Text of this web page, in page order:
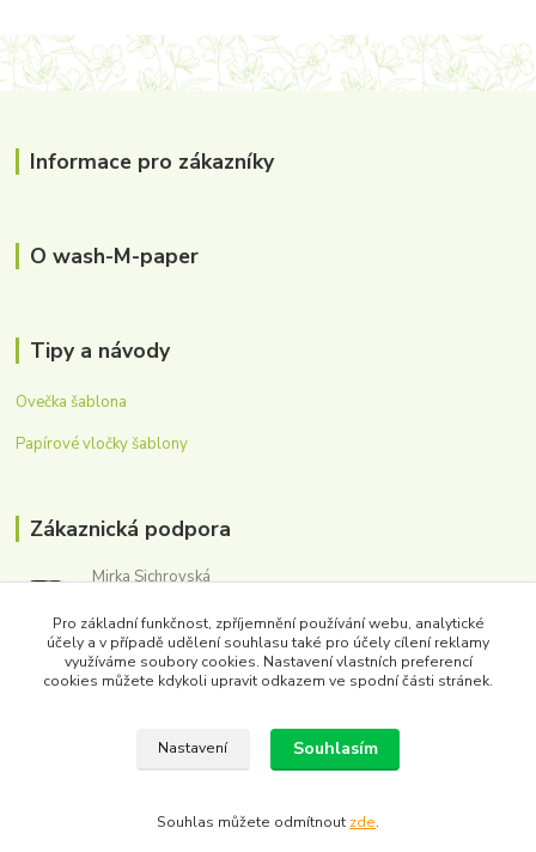
Informace pro zákazníky
O wash-M-paper
Tipy a návody
Ovečka šablona
Papírové vločky šablony
Zákaznická podpora
Mirka Sichrovská
(Po-Pá, 8-16 hod.)
obchod@washmpaper.cz
Pro základní funkčnost, zpříjemnění používání webu, analytické
účely a v případě udělení souhlasu také pro účely cílení reklamy
využíváme soubory cookies. Nastavení vlastních preferencí
cookies můžete kdykoli upravit odkazem ve spodní části stránek.
Nastavení Souhlasím
Souhlas můžete odmítnout zde.